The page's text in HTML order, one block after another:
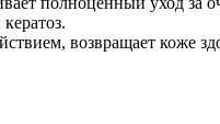
возвращает коже